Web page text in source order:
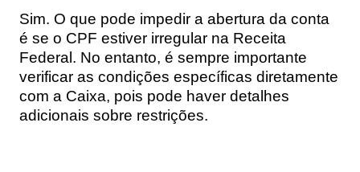
Sim. O que pode impedir a abertura da conta
é se o CPF estiver irregular na Receita
Federal. No entanto, é sempre importante
verificar as condições específicas diretamente
com a Caixa, pois pode haver detalhes
adicionais sobre restrições.